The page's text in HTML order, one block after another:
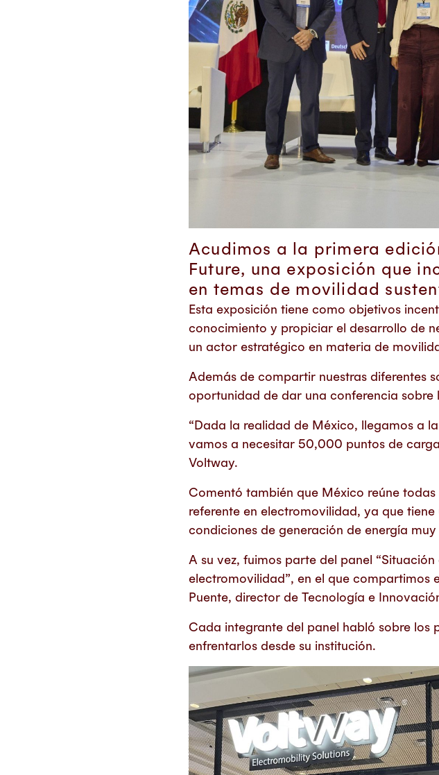
Acudimos a la primera
Future, una exposición que
en temas de movilidad
Esta exposición tiene como objetivos
conocimiento y propiciar el desarrollo de
un actor estratégico en materia de
Además de compartir nuestras diferentes
oportunidad de dar una conferencia
“Dada la realidad de México, llegamos a
vamos a necesitar 50,000 puntos de
Voltway.
Comentó también que México reúne
referente en electromovilidad, ya que
condiciones de generación de energía
A su vez, fuimos parte del panel
electromovilidad”, en el que compartimos
Puente, director de Tecnología e
Cada integrante del panel habló sobre los
enfrentarlos desde su institución.